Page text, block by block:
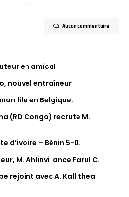
Aucun commentaire
en amical
nouvel entraîneur
file en Belgique.
(RD Congo) recrute M.
d’ivoire – Bénin 5-0.
M. Ahlinvi lance Farul C.
rejoint avec A. Kallithea